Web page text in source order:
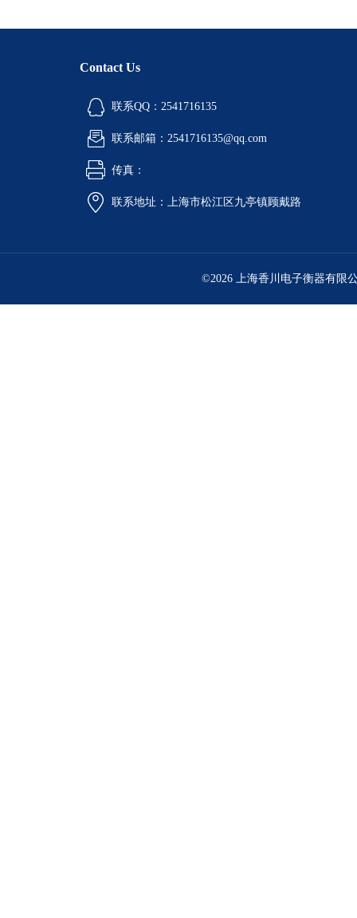
Contact Us
联系QQ：2541716135
联系邮箱：2541716135@qq.com
传真：
联系地址：上海市松江区九亭镇顾戴路
©2026 上海香川电子衡器有限